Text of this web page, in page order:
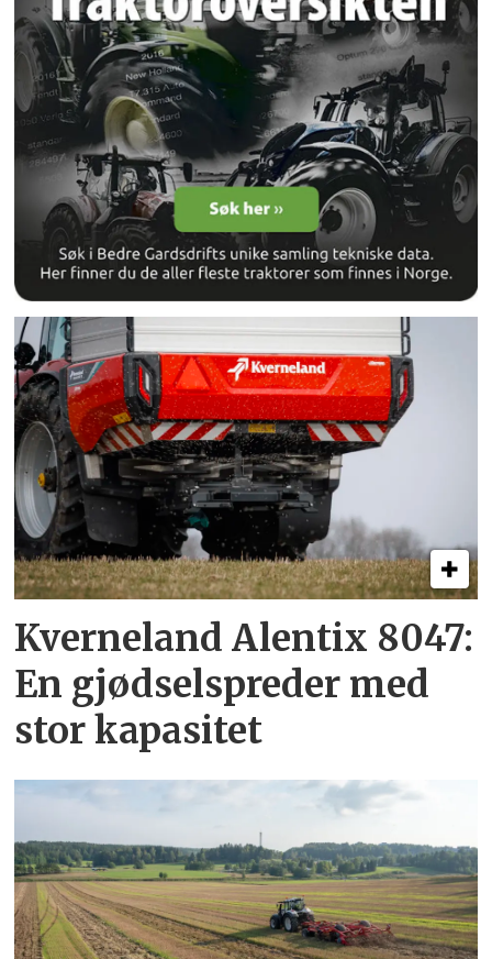
Kverneland Alentix 8047:
En gjødsel­spreder med
stor kapasitet